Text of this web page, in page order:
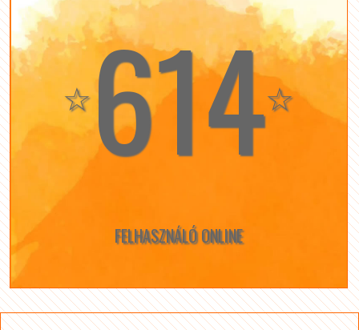
☆614☆
FELHASZNÁLÓ ONLINE